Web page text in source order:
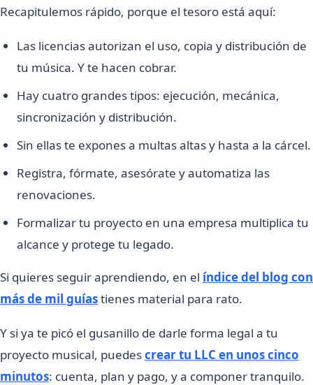
Recapitulemos rápido, porque el tesoro está aquí:
Las licencias autorizan el uso, copia y distribución de
tu música. Y te hacen cobrar.
Hay cuatro grandes tipos: ejecución, mecánica,
sincronización y distribución.
Sin ellas te expones a multas altas y hasta a la cárcel.
Registra, fórmate, asesórate y automatiza las
renovaciones.
Formalizar tu proyecto en una empresa multiplica tu
alcance y protege tu legado.
Si quieres seguir aprendiendo, en el índice del blog con
más de mil guíastienes material para rato.
Y si ya te picó el gusanillo de darle forma legal a tu
proyecto musical, puedescrear tu LLC en unos cinco
minutos: cuenta, plan y pago, y a componer tranquilo.